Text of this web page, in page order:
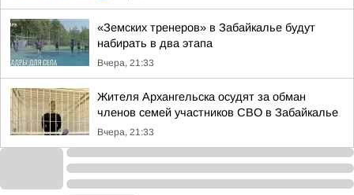
«Земских тренеров» в Забайкалье будут
набирать в два этапа
Вчера, 21:33
Жителя Архангельска осудят за обман
членов семей участников СВО в Забайкалье
Вчера, 21:33